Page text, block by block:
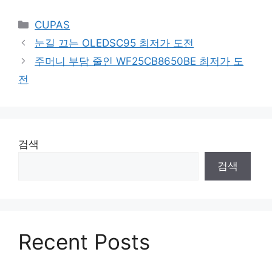
Categories
CUPAS
눈길 끄는 OLEDSC95 최저가 도전
주머니 부담 줄인 WF25CB8650BE 최저가 도
전
검색
검색
Recent Posts